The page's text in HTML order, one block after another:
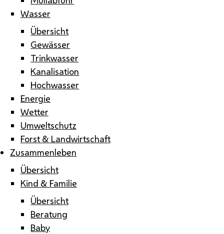
Wasser
Übersicht
Gewässer
Trinkwasser
Kanalisation
Hochwasser
Energie
Wetter
Umweltschutz
Forst & Landwirtschaft
Zusammenleben
Übersicht
Kind & Familie
Übersicht
Beratung
Baby